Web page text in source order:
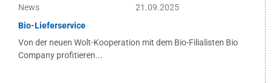
News
21.09.2025
Bio-Lieferservice
Von der neuen Wolt-Kooperation mit dem Bio-Filialisten Bio
Company profitieren...